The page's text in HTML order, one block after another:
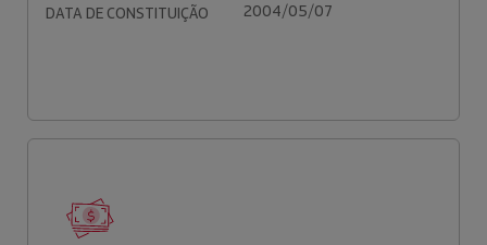
DATA DE CONSTITUIÇÃO 2004/05/07